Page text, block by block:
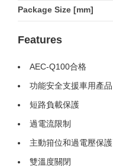
Package Size [mm]
Features
AEC-Q100合格
功能安全支援車用產品
短路負載保護
過電流限制
主動箝位和過電壓保護
雙溫度關閉